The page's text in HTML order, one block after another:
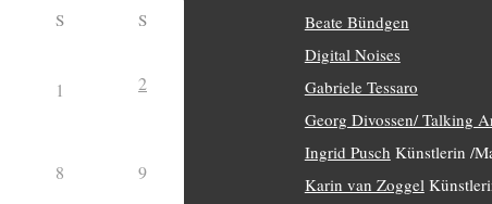
S S
1 2
8 9
Beate Bündgen
Digital Noises
Gabriele Tessaro
Georg Divossen/ Talking
Ingrid Pusch Künstlerin /
Karin van Zoggel